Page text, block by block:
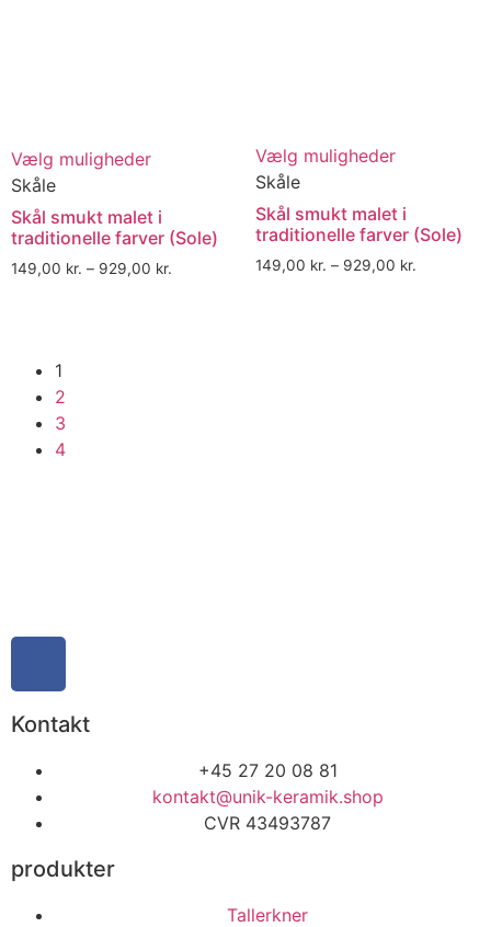
Vælg muligheder
Skåle
Skål smukt malet i
traditionelle farver (Sole)
149,00 kr. – 929,00 kr.
Vælg muligheder
Skåle
Skål smukt malet i
traditionelle farver (Sole)
149,00 kr. – 929,00 kr.
1
2
3
4
Kontakt
+45 27 20 08 81
kontakt@unik-keramik.shop
CVR 43493787
produkter
Tallerkner